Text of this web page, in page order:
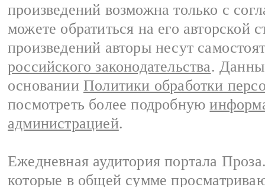
произведений возможна только с
можете обратиться на его авторской
произведений авторы несут
российского законодательства.
основании Политики обработки
посмотреть более подробную
администрацией.
Ежедневная аудитория портала
которые в общей сумме